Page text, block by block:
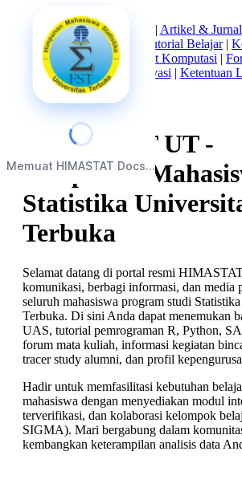
Memuat HIMASTAT Docs...
Beranda|Tentang Kami | Artikel & Jurnal
Mata Kuliah Statistika
Tutorial Belajar|
Struktur Himpunan Alat Komputasi |
Kebijakan Privasi | Ketentuan
HIMASTAT UT -
Himpunan
Statistika
Terbuka
Selamat datang di portal resmi
komunikasi, berbagi informasi, dan media
seluruh mahasiswa program studi
Terbuka. Di sini Anda dapat menemukan
UAS, tutorial pemrograman R, Python,
forum mata kuliah, informasi kegiatan
tracer study alumni, dan profil
Hadir untuk memfasilitasi kebutuhan
mahasiswa dengan menyediakan modul
terverifikasi, dan kolaborasi kelompok
SIGMA). Mari bergabung dalam
kembangkan keterampilan analisis data